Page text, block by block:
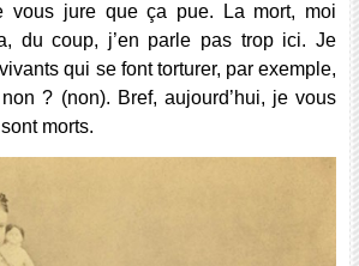
vous jure que ça pue. La mort, moi
du coup, j’en parle pas trop ici. Je
qui se font torturer, par exemple,
? (non). Bref, aujourd’hui, je vous
morts.